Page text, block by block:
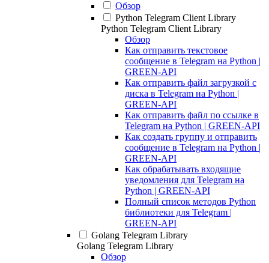
Обзор
Python Telegram Client Library
Python Telegram Client Library
Обзор
Как отправить текстовое
сообщение в Telegram на Python |
GREEN-API
Как отправить файл загрузкой с
диска в Telegram на Python |
GREEN-API
Как отправить файл по ссылке в
Telegram на Python | GREEN-API
Как создать группу и отправить
сообщение в Telegram на Python |
GREEN-API
Как обрабатывать входящие
уведомления для Telegram на
Python | GREEN-API
Полный список методов Python
библиотеки для Telegram |
GREEN-API
Golang Telegram Library
Golang Telegram Library
Обзор